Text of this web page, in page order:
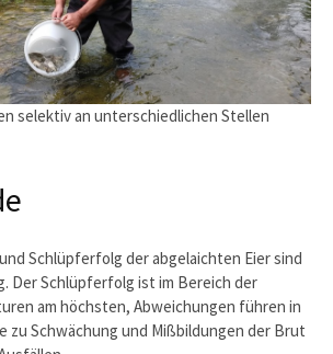
selektiv an unterschiedlichen Stellen
Schlüpferfolg der abgelaichten Eier sind
Der Schlüpferfolg ist im Bereich der
am höchsten, Abweichungen führen in
zu Schwächung und Mißbildungen der Brut